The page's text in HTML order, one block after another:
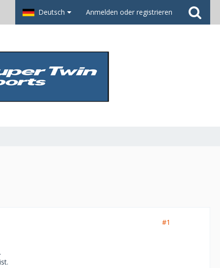
Deutsch Anmelden oder registrieren
#1